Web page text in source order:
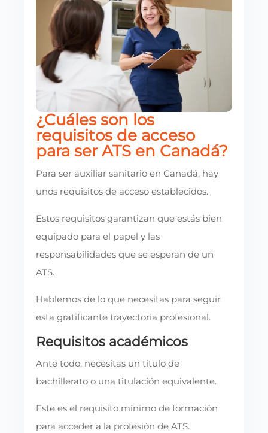
¿Cuáles son los
requisitos de acceso
para ser ATS en Canadá?
Para ser auxiliar sanitario en Canadá, hay
unos requisitos de acceso establecidos.
Estos requisitos garantizan que estás bien
equipado para el papel y las
responsabilidades que se esperan de un
ATS.
Hablemos de lo que necesitas para seguir
esta gratificante trayectoria profesional.
Requisitos académicos
Ante todo, necesitas un título de
bachillerato o una titulación equivalente.
Este es el requisito mínimo de formación
para acceder a la profesión de ATS.